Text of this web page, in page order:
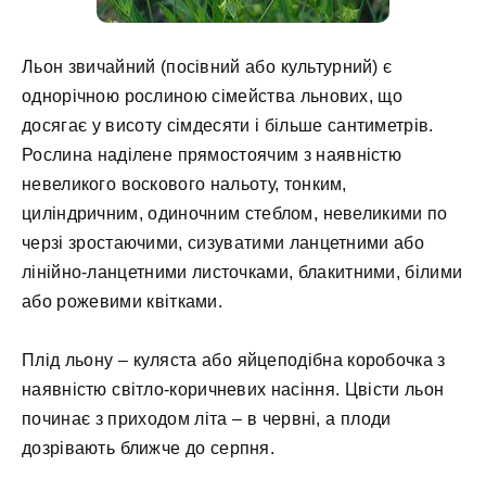
Льон звичайний (посівний або культурний) є
однорічною рослиною сімейства льнових, що
досягає у висоту сімдесяти і більше сантиметрів.
Рослина наділене прямостоячим з наявністю
невеликого воскового нальоту, тонким,
циліндричним, одиночним стеблом, невеликими по
черзі зростаючими, сизуватими ланцетними або
лінійно-ланцетними листочками, блакитними, білими
або рожевими квітками.
Плід льону – куляста або яйцеподібна коробочка з
наявністю світло-коричневих насіння. Цвісти льон
починає з приходом літа – в червні, а плоди
дозрівають ближче до серпня.